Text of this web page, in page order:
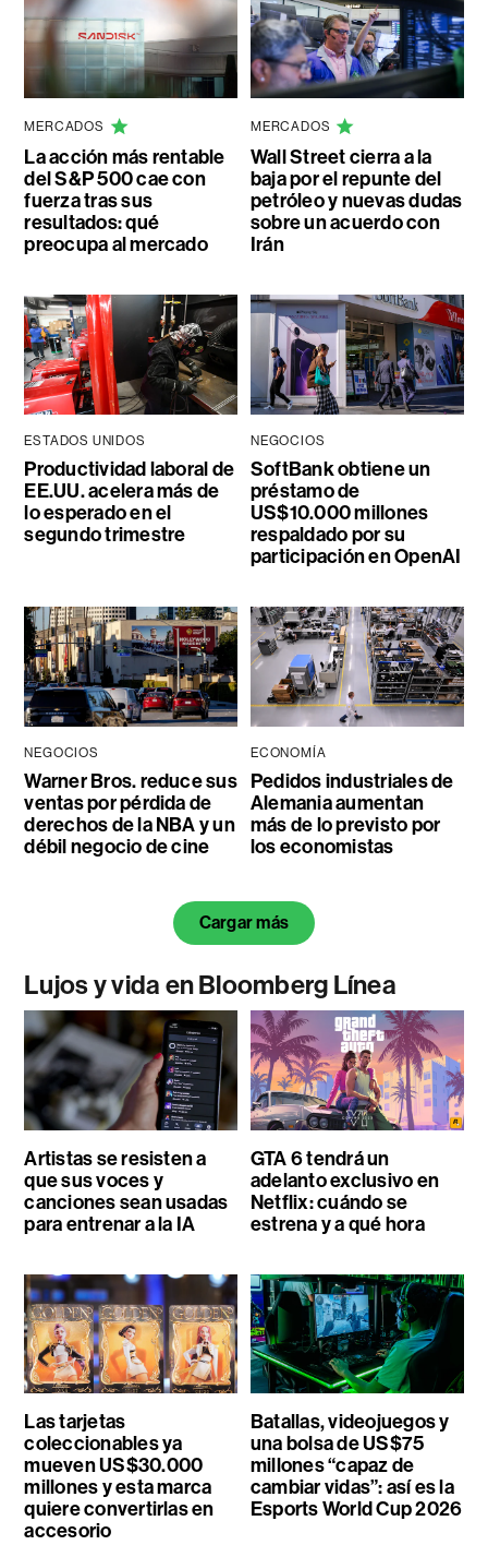
MERCADOS
La acción más rentable
del S&P 500 cae con
fuerza tras sus
resultados: qué
preocupa al mercado
MERCADOS
Wall Street cierra a la
baja por el repunte del
petróleo y nuevas dudas
sobre un acuerdo con
Irán
ESTADOS UNIDOS
Productividad laboral de
EE.UU. acelera más de
lo esperado en el
segundo trimestre
NEGOCIOS
SoftBank obtiene un
préstamo de
US$10.000 millones
respaldado por su
participación en OpenAI
NEGOCIOS
Warner Bros. reduce sus
ventas por pérdida de
derechos de la NBA y un
débil negocio de cine
ECONOMÍA
Pedidos industriales de
Alemania aumentan
más de lo previsto por
los economistas
Cargar más
Lujos y vida en Bloomberg Línea
Artistas se resisten a
que sus voces y
canciones sean usadas
para entrenar a la IA
GTA 6 tendrá un
adelanto exclusivo en
Netflix: cuándo se
estrena y a qué hora
Las tarjetas
coleccionables ya
mueven US$30.000
millones y esta marca
quiere convertirlas en
accesorio
Batallas, videojuegos y
una bolsa de US$75
millones “capaz de
cambiar vidas”: así es la
Esports World Cup 2026